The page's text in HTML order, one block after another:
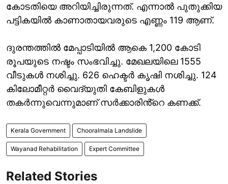
കോടതിയെ അറിയിച്ചിരുന്നത്. എന്നാല്‍ പുതുക്കിയ
പട്ടികയില്‍ കാണാതായവരുടെ എണ്ണം 119 ആണ്.
ദുരന്തത്തിൽ മേപ്പാടിയിൽ ആകെ 1,200 കോടി
രൂപയുടെ നഷ്ടം സംഭവിച്ചു. മേഖലയിലെ 1555
വീടുകള്‍ നശിച്ചു. 626 ഹെക്ടര്‍ കൃഷി നശിച്ചു. 124
കിലോമീറ്റര്‍ വൈദ്യുതി കേബിളുകള്‍
തകര്‍ന്നുവെന്നുമാണ് സർക്കാരിൻ്റെ കണക്ക്.
Kerala Government Chooralmala Landslide
Wayanad Rehabilitation Expert Committee
Related Stories